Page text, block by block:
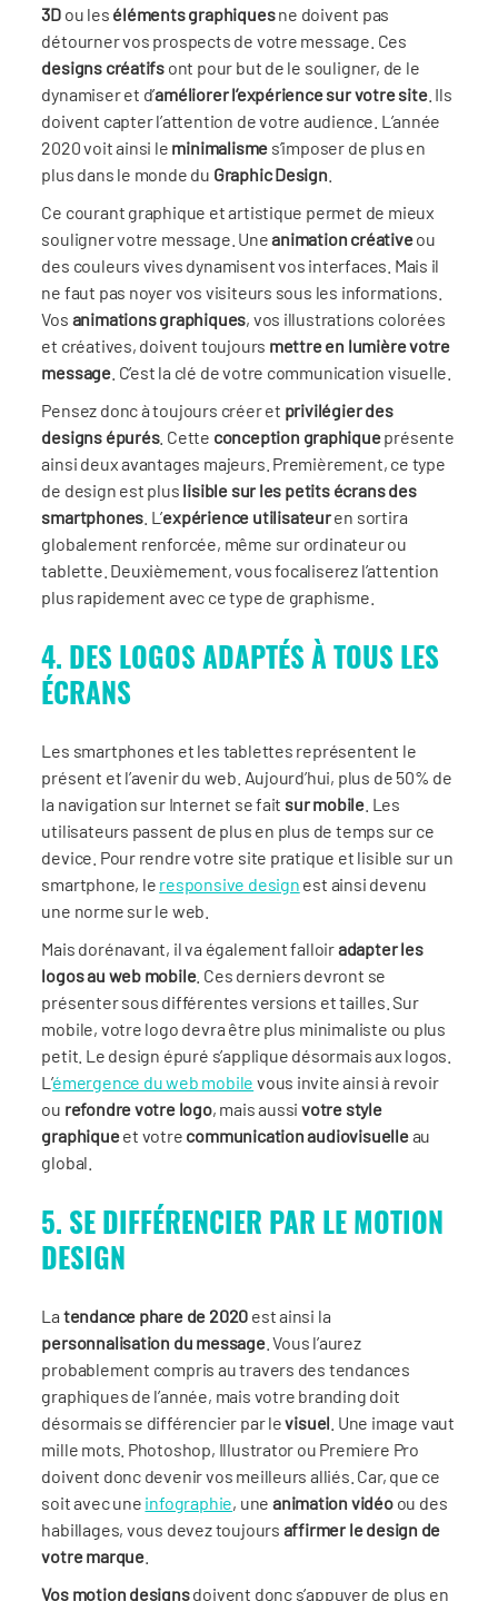
3D ou les éléments graphiquesne doivent pas
détourner vos prospects de votre message. Ces
designs créatifs ont pour but de le souligner, de le
dynamiser et d’améliorer l’expérience sur votre site. Ils
doivent capter l’attention de votre audience. L’année
2020 voit ainsi le minimalisme s’imposer de plus en
plus dans le monde du Graphic Design
Ce courant graphique et artistique permet de mieux
souligner votre message. Uneanimation créativeou
des couleurs vives dynamisent vos interfaces. Mais il
ne faut pas noyer vos visiteurs sous les informations.
Vos animations graphiques, vos illustrations colorées
et créatives, doivent toujours mettre en lumière votre
message. C’est la clé de votre communication visuelle.
Pensez donc à toujours créer et privilégier des
designs épurés. Cette conception graphiqueprésente
ainsi deux avantages majeurs. Premièrement, ce type
de design est plus lisible sur les petits écrans des
smartphones . L’expérience utilisateuren sortira
globalement renforcée, même sur ordinateur ou
tablette. Deuxièmement, vous focaliserez l’attention
plus rapidement avec ce type de graphisme.
4. DES LOGOS ADAPTÉS À TOUS LES
ÉCRANS
Les smartphones et les tablettes représentent le
présent et l’avenir du web. Aujourd’hui, plus de 50% de
la navigation sur Internet se fait sur mobile. Les
utilisateurs passent de plus en plus de temps sur ce
device. Pour rendre votre site pratique et lisible sur un
smartphone, le responsive design est ainsi devenu
une norme sur le web.
Mais dorénavant, il va également falloiradapter les
logos au web mobile. Ces derniers devront se
présenter sous différentes versions et tailles. Sur
mobile, votre logo devra être plus minimaliste ou plus
petit. Le design épuré s’applique désormais aux logos.
L’émergence du web mobile vous invite ainsi à revoir
ou refondre votre logo, mais aussi votre style
graphiqueet votre communication audiovisuelleau
global.
5. SE DIFFÉRENCIER PAR LE MOTION
DESIGN
La tendance phare de 2020 est ainsi la
personnalisation du message. Vous l’aurez
probablement compris au travers des tendances
graphiques de l’année, mais votre branding doit
désormais se différencier par levisuel . Une image vaut
mille mots. Photoshop, Illustrator ou Premiere Pro
doivent donc devenir vos meilleurs alliés. Car, que ce
soit avec une infographie, une animation vidéoou des
habillages, vous devez toujours affirmer le design de
votre marque.
Vos motion designsdoivent donc s’appuyer de plus en